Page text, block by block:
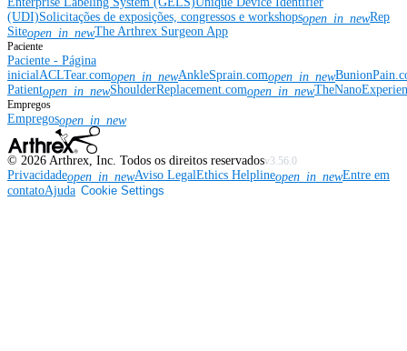
(UDI)Solicitações de exposições, congressos e workshopsopen_in_newRep
Siteopen_in_newThe Arthrex Surgeon App
Paciente
Paciente - Página
inicialACLTear.comopen_in_newAnkleSprain.comopen_in_new
Patientopen_in_newShoulderReplacement.comopen_in_new
Empregos
Empregosopen_in_new
© 2026 Arthrex, Inc. Todos os direitos reservadosv3.56.0
Privacidadeopen_in_newAviso LegalEthics Helplineopen_in_newEntre em
contatoAjuda Cookie Settings